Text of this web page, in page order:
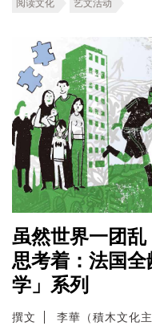
阅读文化 艺文活动
虽然世界一团乱
思考着：法国
学」系列
撰文 李華（積木文化主